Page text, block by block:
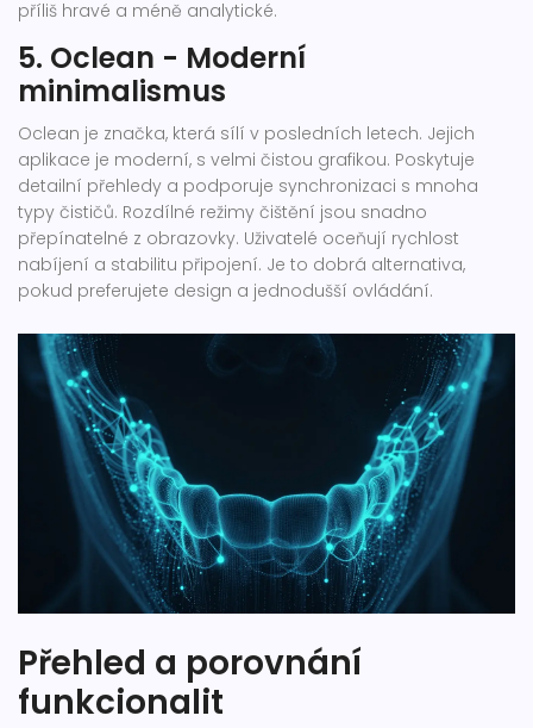
příliš hravé a méně analytické.
5. Oclean - Moderní
minimalismus
Oclean je značka, která sílí v posledních letech. Jejich
aplikace je moderní, s velmi čistou grafikou. Poskytuje
detailní přehledy a podporuje synchronizaci s mnoha
typy čističů. Rozdílné režimy čištění jsou snadno
přepínatelné z obrazovky. Uživatelé oceňují rychlost
nabíjení a stabilitu připojení. Je to dobrá alternativa,
pokud preferujete design a jednodušší ovládání.
Přehled a porovnání
funkcionalit